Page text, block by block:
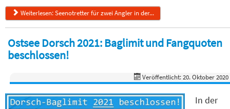
Weiterlesen: Seenotretter für zwei Angler in der...
Ostsee Dorsch 2021: Baglimit und Fangquoten
beschlossen!
Veröffentlicht: 20. Oktober 2020
In der